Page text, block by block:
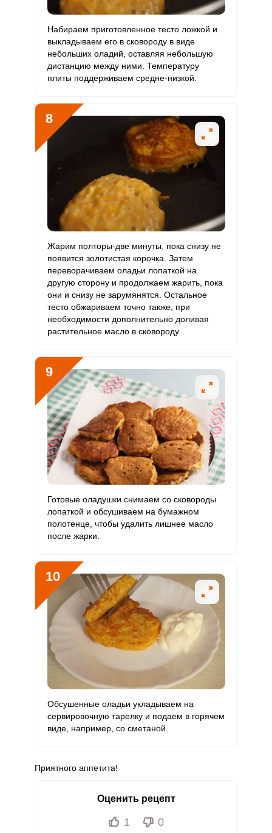
Набираем приготовленное тесто ложкой и
выкладываем его в сковороду в виде
небольших оладий, оставляя небольшую
дистанцию между ними. Температуру
плиты поддерживаем средне-низкой.
8
Жарим полторы-две минуты, пока снизу не
появится золотистая корочка. Затем
переворачиваем оладьи лопаткой на
другую сторону и продолжаем жарить, пока
они и снизу не зарумянятся. Остальное
тесто обжариваем точно также, при
необходимости дополнительно доливая
растительное масло в сковороду
9
Готовые оладушки снимаем со сковороды
лопаткой и обсушиваем на бумажном
полотенце, чтобы удалить лишнее масло
после жарки.
10
Обсушенные оладьи укладываем на
сервировочную тарелку и подаем в горячем
виде, например, со сметаной.
Приятного аппетита!
Оценить рецепт
1 0